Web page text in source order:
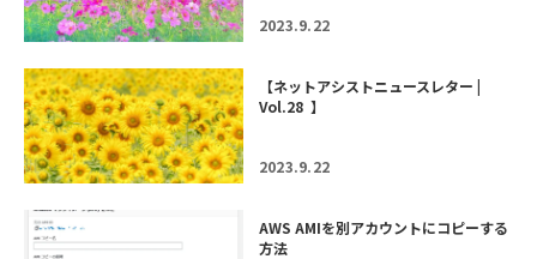
2023.9.22
【ネットアシストニュースレター |
Vol.28 】
2023.9.22
AWS AMIを別アカウントにコピーする
方法